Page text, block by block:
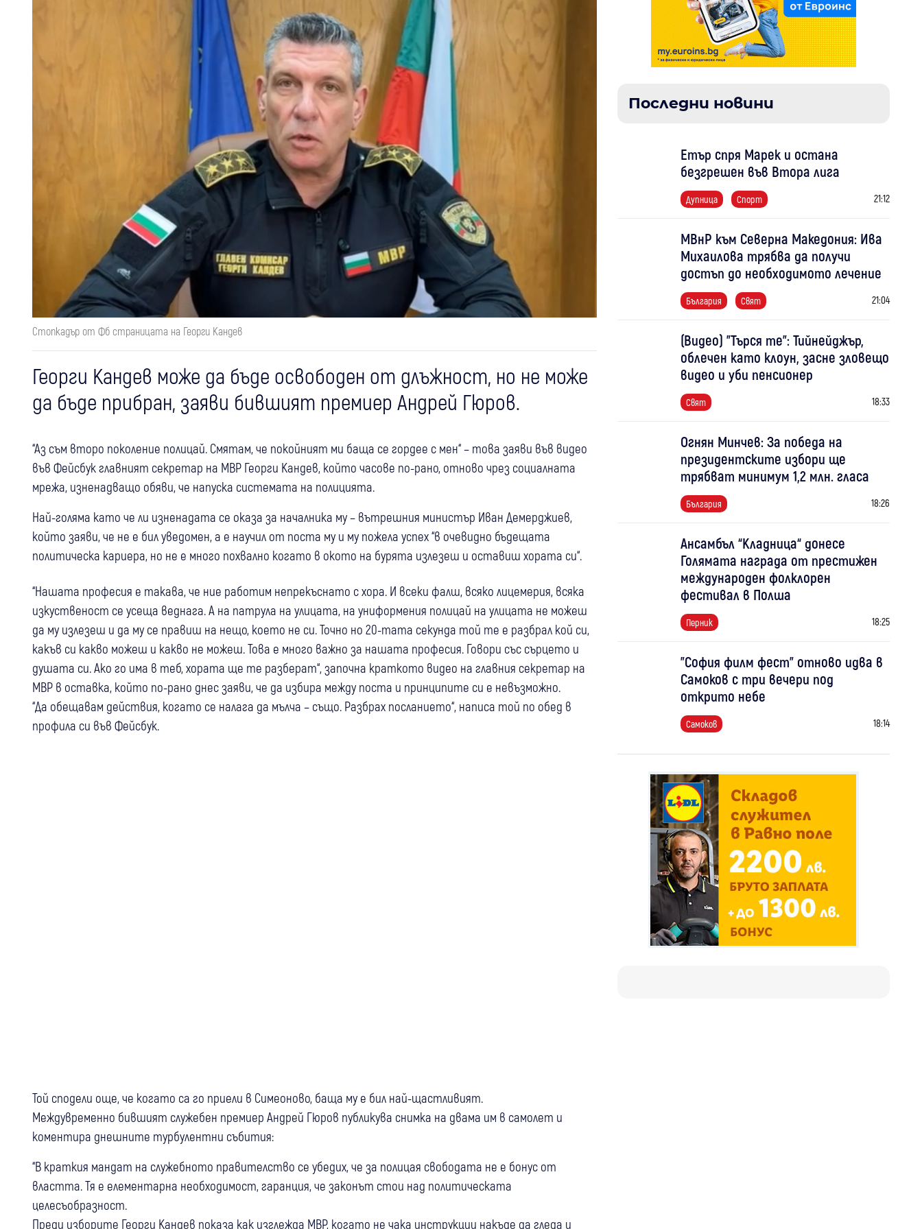
Стопкадър от Фб страницата на Георги Кандев
Георги Кандев може да бъде освободен от длъжност, но не може
да бъде прибран, заяви бившият премиер Андрей Гюров.
“Аз съм второ поколение полицай. Смятам, че покойният ми баща се гордее с мен“ – това заяви във видео
във Фейсбук главният секретар на МВР Георги Кандев, който часове по-рано, отново чрез социалната
мрежа, изненадващо обяви, че напуска системата на полицията.
Най-голяма като че ли изненадата се оказа за началника му – вътрешния министър Иван Демерджиев,
който заяви, че не е бил уведомен, а е научил от поста му и му пожела успех “в очевидно бъдещата
политическа кариера, но не е много похвално когато в окото на бурята излезеш и оставиш хората си“.
“Нашата професия е такава, че ние работим непрекъснато с хора. И всеки фалш, всяко лицемерия, всяка
изкуственост се усеща веднага. А на патрула на улицата, на униформения полицай на улицата не можеш
да му излезеш и да му се правиш на нещо, което не си. Точно но 20-тата секунда той те е разбрал кой си,
какъв си какво можеш и какво не можеш. Това е много важно за нашата професия. Говори със сърцето и
душата си. Ако го има в теб, хората ще те разберат“, започна краткото видео на главния секретар на
МВР в оставка, който по-рано днес заяви, че да избира между поста и принципите си е невъзможно.
“Да обещавам действия, когато се налага да мълча – също. Разбрах посланието“, написа той по обед в
профила си във Фейсбук.
Той сподели още, че когато са го приели в Симеоново, баща му е бил най-щастливият.
Междувременно бившият служебен премиер Андрей Гюров публикува снимка на двама им в самолет и
коментира днешните турбулентни събития:
“В краткия мандат на служебното правителство се убедих, че за полицая свободата не е бонус от
властта. Тя е елементарна необходимост, гаранция, че законът стои над политическата
целесъобразност.
Преди изборите Георги Кандев показа как изглежда МВР, когато не чака инструкции накъде да гледа и
Последни новини
Етър спря Марек и остана
безгрешен във Втора лига
Дупница Спорт 21:12
МВнР към Северна Македония: Ива
Михаилова трябва да получи
достъп до необходимото лечение
България Свят 21:04
(Видео) "Търся те": Тийнейджър,
облечен като клоун, засне зловещо
видео и уби пенсионер
Свят 18:33
Огнян Минчев: За победа на
президентските избори ще
трябват минимум 1,2 млн. гласа
България 18:26
Ансамбъл “Кладница“ донесе
Голямата награда от престижен
международен фолклорен
фестивал в Полша
Перник 18:25
"София филм фест" отново идва в
Самоков с три вечери под
открито небе
Самоков 18:14